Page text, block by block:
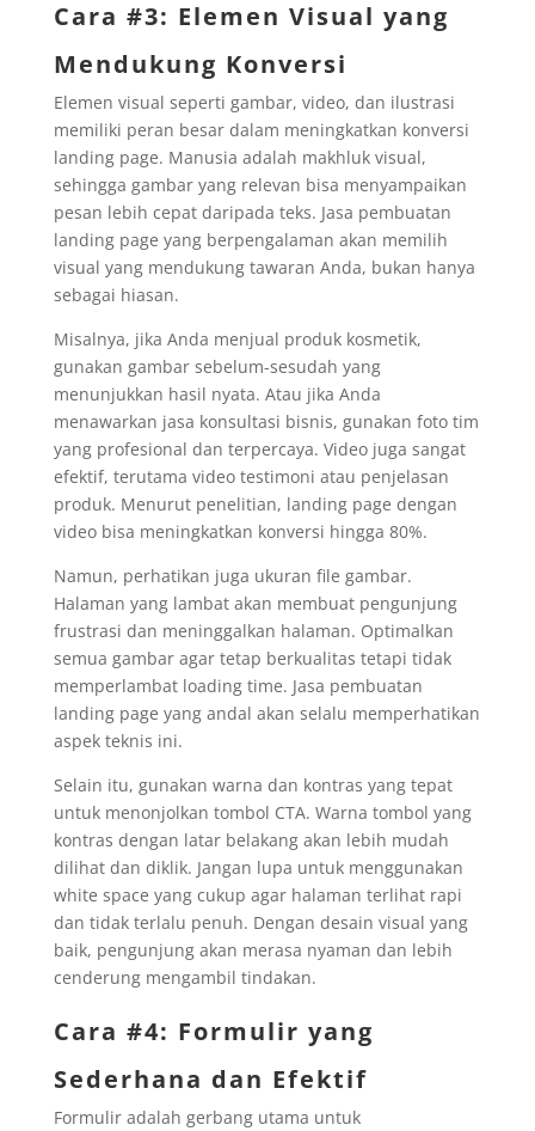
Cara #3: Elemen Visual yang
Mendukung Konversi
Elemen visual seperti gambar, video, dan ilustrasi
memiliki peran besar dalam meningkatkan konversi
landing page. Manusia adalah makhluk visual,
sehingga gambar yang relevan bisa menyampaikan
pesan lebih cepat daripada teks. Jasa pembuatan
landing page yang berpengalaman akan memilih
visual yang mendukung tawaran Anda, bukan hanya
sebagai hiasan.
Misalnya, jika Anda menjual produk kosmetik,
gunakan gambar sebelum-sesudah yang
menunjukkan hasil nyata. Atau jika Anda
menawarkan jasa konsultasi bisnis, gunakan foto tim
yang profesional dan terpercaya. Video juga sangat
efektif, terutama video testimoni atau penjelasan
produk. Menurut penelitian, landing page dengan
video bisa meningkatkan konversi hingga 80%.
Namun, perhatikan juga ukuran file gambar.
Halaman yang lambat akan membuat pengunjung
frustrasi dan meninggalkan halaman. Optimalkan
semua gambar agar tetap berkualitas tetapi tidak
memperlambat loading time. Jasa pembuatan
landing page yang andal akan selalu memperhatikan
aspek teknis ini.
Selain itu, gunakan warna dan kontras yang tepat
untuk menonjolkan tombol CTA. Warna tombol yang
kontras dengan latar belakang akan lebih mudah
dilihat dan diklik. Jangan lupa untuk menggunakan
white space yang cukup agar halaman terlihat rapi
dan tidak terlalu penuh. Dengan desain visual yang
baik, pengunjung akan merasa nyaman dan lebih
cenderung mengambil tindakan.
Cara #4: Formulir yang
Sederhana dan Efektif
Formulir adalah gerbang utama untuk